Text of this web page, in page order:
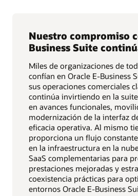
Nuestro compromiso
Business Suite
Miles de organizaciones de
confían en Oracle E-Business
sus operaciones comerciales
continúa invirtiendo en la
en avances funcionales,
modernización de la interfaz
eficacia operativa. Al mismo
proporciona un flujo
en la infraestructura en la
SaaS complementarias para
prestaciones mejoradas y
coexistencia prácticas para
entornos Oracle E-Business